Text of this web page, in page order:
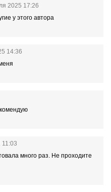
2025 17:26
у этого автора
14:36
11:03
много раз. Не проходите